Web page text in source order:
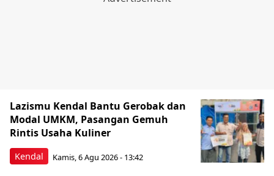
Kendal
Lazismu Kendal Bantu Gerobak dan
Modal UMKM, Pasangan Gemuh
Rintis Usaha Kuliner
Kamis, 6 Agu 2026 - 13:42